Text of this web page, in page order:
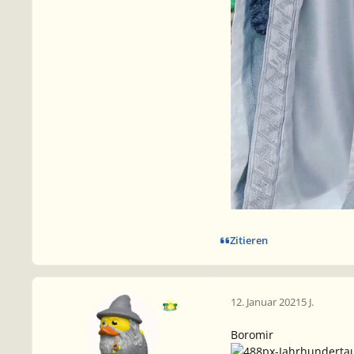
Zitieren
12. Januar 20215 J.
Boromir